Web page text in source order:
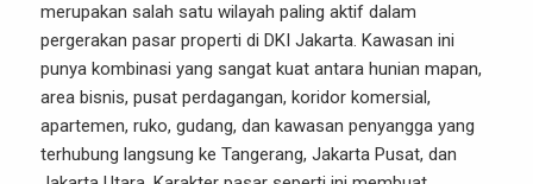
merupakan salah satu wilayah paling aktif dalam
pergerakan pasar properti di DKI Jakarta. Kawasan ini
punya kombinasi yang sangat kuat antara hunian mapan,
area bisnis, pusat perdagangan, koridor komersial,
apartemen, ruko, gudang, dan kawasan penyangga yang
terhubung langsung ke Tangerang, Jakarta Pusat, dan